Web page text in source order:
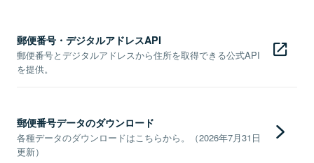
郵便番号・デジタルアドレスAPI
郵便番号とデジタルアドレスから住所を取得できる公式API
を提供。
郵便番号データのダウンロード
各種データのダウンロードはこちらから。（2026年7月31日
更新）